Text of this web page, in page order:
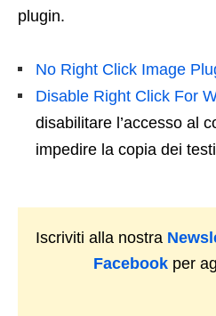
plugin.
No Right Click Image
Disable Right Click For
disabilitare l’accesso al
impedire la copia dei
Iscriviti alla nostra
Facebookper